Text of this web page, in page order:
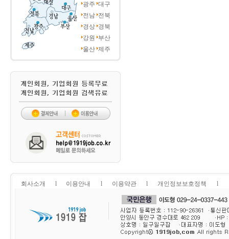
광주 대구
전남 전북
경상 경북
강원
부산
울산 제주
회사소개 l 이용안내 l 이용약관 l 개인정보보호정책 l